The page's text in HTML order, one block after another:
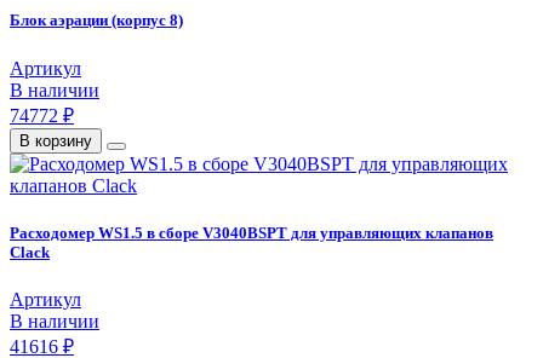
Блок аэрации (корпус 8)
Артикул
В наличии
74772 ₽
В корзину
Расходомер WS1.5 в сборе V3040BSPT для управляющих клапанов
Clack
Артикул
В наличии
41616 ₽